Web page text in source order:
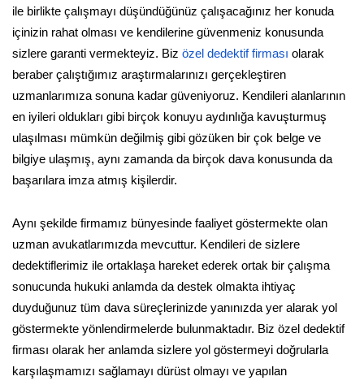
ile birlikte çalışmayı düşündüğünüz çalışacağınız her konuda
içinizin rahat olması ve kendilerine güvenmeniz konusunda
sizlere garanti vermekteyiz. Biz özel dedektif firması olarak
beraber çalıştığımız araştırmalarınızı gerçekleştiren
uzmanlarımıza sonuna kadar güveniyoruz. Kendileri alanlarının
en iyileri oldukları gibi birçok konuyu aydınlığa kavuşturmuş
ulaşılması mümkün değilmiş gibi gözüken bir çok belge ve
bilgiye ulaşmış, aynı zamanda da birçok dava konusunda da
başarılara imza atmış kişilerdir.
Aynı şekilde firmamız bünyesinde faaliyet göstermekte olan
uzman avukatlarımızda mevcuttur. Kendileri de sizlere
dedektiflerimiz ile ortaklaşa hareket ederek ortak bir çalışma
sonucunda hukuki anlamda da destek olmakta ihtiyaç
duyduğunuz tüm dava süreçlerinizde yanınızda yer alarak yol
göstermekte yönlendirmelerde bulunmaktadır. Biz özel dedektif
firması olarak her anlamda sizlere yol göstermeyi doğrularla
karşılaşmamızı sağlamayı dürüst olmayı ve yapılan